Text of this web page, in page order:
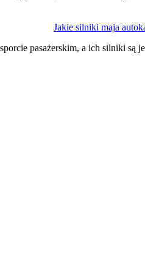
Jakie silniki maja
pasażerskim, a ich silniki są